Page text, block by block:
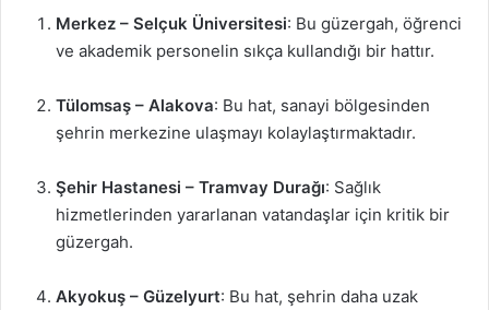
Merkez – Selçuk Üniversitesi: Bu güzergah, öğrenci
ve akademik personelin sıkça kullandığı bir hattır.
Tülomsaş – Alakova: Bu hat, sanayi bölgesinden
şehrin merkezine ulaşmayı kolaylaştırmaktadır.
Şehir Hastanesi – Tramvay Durağı: Sağlık
hizmetlerinden yararlanan vatandaşlar için kritik bir
güzergah.
Akyokuş – Güzelyurt: Bu hat, şehrin daha uzak